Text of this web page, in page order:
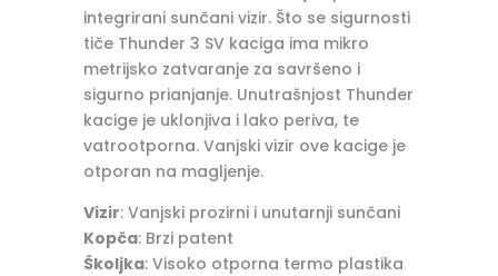
integrirani sunčani vizir. Što se sigurnosti
tiče Thunder 3 SV kaciga ima mikro
metrijsko zatvaranje za savršeno i
sigurno prianjanje. Unutrašnjost Thunder
kacige je uklonjiva i lako periva, te
vatrootporna. Vanjski vizir ove kacige je
otporan na magljenje.
Vizir: Vanjski prozirni i unutarnji sunčani
Kopča: Brzi patent
Školjka: Visoko otporna termo plastika